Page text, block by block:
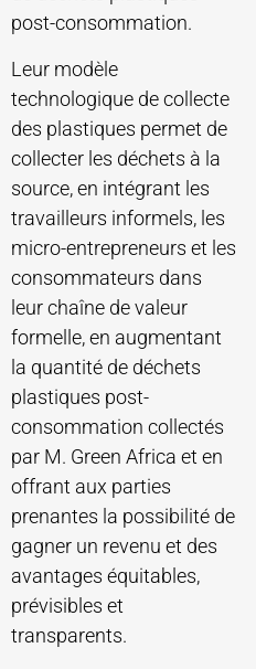
post-consommation.
Leur modèle
technologique de collecte
des plastiques permet de
collecter les déchets à la
source, en intégrant les
travailleurs informels, les
micro-entrepreneurs et les
consommateurs dans
leur chaîne de valeur
formelle, en augmentant
la quantité de déchets
plastiques post-
consommation collectés
par M. Green Africa et en
offrant aux parties
prenantes la possibilité de
gagner un revenu et des
avantages équitables,
prévisibles et
transparents.